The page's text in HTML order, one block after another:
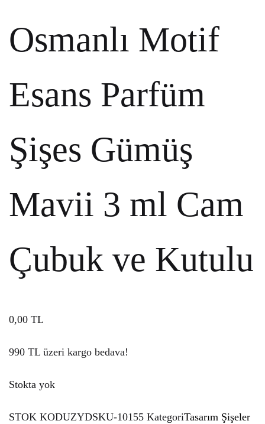
Osmanlı Motif
Esans Parfüm
Şişes Gümüş
Mavii 3 ml Cam
Çubuk ve Kutulu
0,00 TL
990 TL üzeri kargo bedava!
Stokta yok
STOK KODUZYDSKU-10155 KategoriTasarım Şişeler